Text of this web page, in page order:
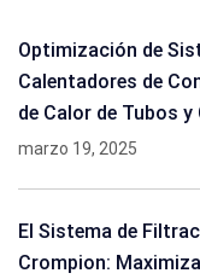
Optimización de
Calentadores de
de Calor de Tubos
marzo 19, 2025
El Sistema de
Crompion: